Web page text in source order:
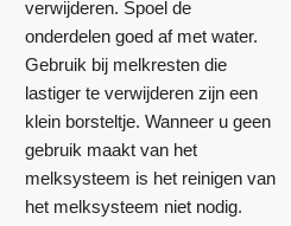
verwijderen. Spoel de
onderdelen goed af met water.
Gebruik bij melkresten die
lastiger te verwijderen zijn een
klein borsteltje. Wanneer u geen
gebruik maakt van het
melksysteem is het reinigen van
het melksysteem niet nodig.